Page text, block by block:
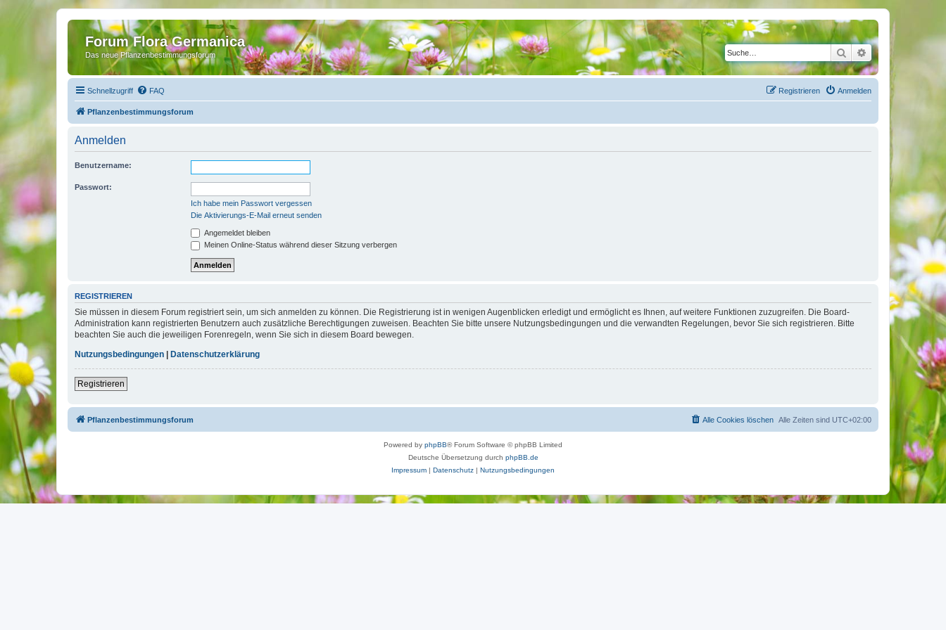
Forum Flora Germanica
Das neue Pflanzenbestimmungsforum SucheErweiterte Suche
Schnellzugriff FAQ Anmelden
Registrieren
Pflanzenbestimmungsforum
Anmelden
Benutzername:
Passwort:
Ich habe mein Passwort vergessen
Die Aktivierungs-E-Mail erneut senden
Angemeldet bleiben
Meinen Online-Status während dieser Sitzung verbergen
REGISTRIEREN
Sie müssen in diesem Forum registriert sein, um sich anmelden zu können. Die Registrierung ist in wenigen Augenblicken erledigt und ermöglicht es Ihnen, auf weitere Funktionen zuzugreifen. Die Board-
Administration kann registrierten Benutzern auch zusätzliche Berechtigungen zuweisen. Beachten Sie bitte unsere Nutzungsbedingungen und die verwandten Regelungen, bevor Sie sich registrieren. Bitte
beachten Sie auch die jeweiligen Forenregeln, wenn Sie sich in diesem Board bewegen.
Nutzungsbedingungen
Datenschutzerklärung
Registrieren
Pflanzenbestimmungsforum Alle Zeiten sind UTC+02:00
Alle Cookies löschen
Powered by phpBB® Forum Software © phpBB Limited
Deutsche Übersetzung durch phpBB.de
Impressum | Datenschutz | Nutzungsbedingungen